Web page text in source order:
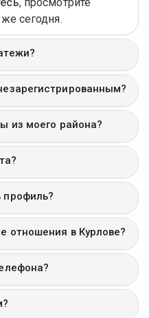
сегодня.
из моего района?
профиль?
отношения в Курлове?